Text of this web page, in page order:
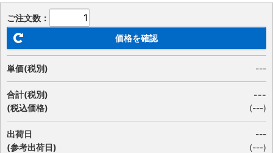
ご注文数：
価格を確認
単価(税別) ---
合計(税別)
(税込価格)
---
(---)
出荷日
(参考出荷日)
---
(---)